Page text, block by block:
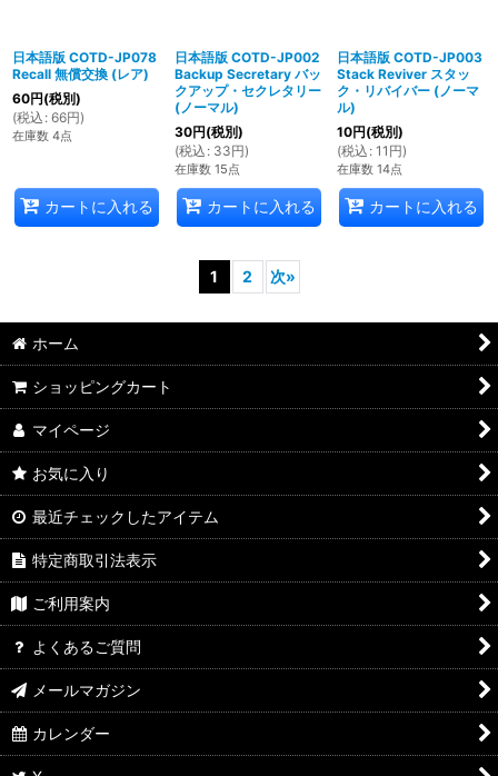
日本語版 COTD-JP078
Recall 無償交換 (レア)
60円(税別)
(税込 : 66円)
在庫数 4点
カートに入れる
日本語版 COTD-JP002
Backup Secretary バッ
クアップ・セクレタリー
(ノーマル)
30円(税別)
(税込 : 33円)
在庫数 15点
カートに入れる
日本語版 COTD-JP003
Stack Reviver スタッ
ク・リバイバー (ノーマ
ル)
10円(税別)
(税込 : 11 円)
在庫数 14点
カートに入れる
1 2 次»
ホーム
ショッピングカート
マイページ
お気に入り
最近チェックしたアイテム
特定商取引法表示
ご利用案内
よくあるご質問
メールマガジン
カレンダー